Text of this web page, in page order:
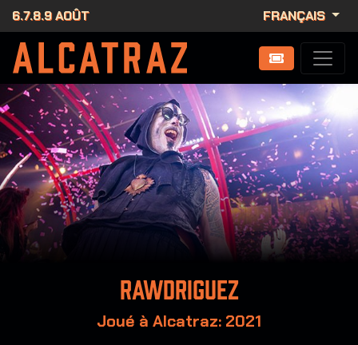
6.7.8.9 AOÛT FRANÇAIS
Rawdriguez
Joué à Alcatraz: 2021